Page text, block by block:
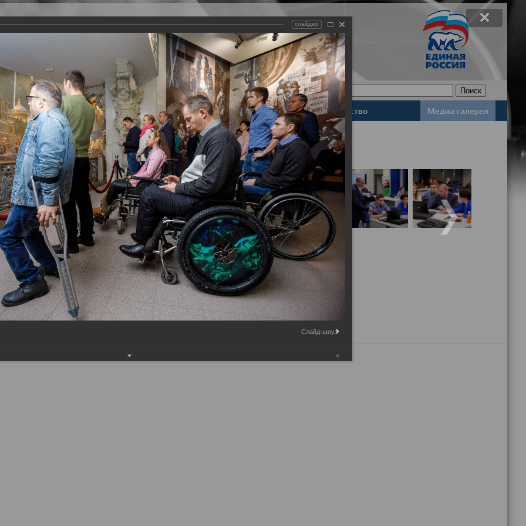
Задать вопрос
Версия для слабовидящих
Деятельность Базы данных Законодательство Медиа галерея
"Единая страна - доступная среда" 2019
слайдер
Слайд-шоу: